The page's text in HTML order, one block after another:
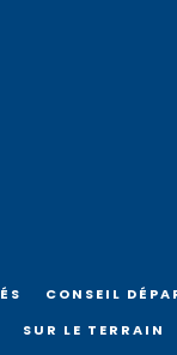
CONSEIL
SUR LE TERRAIN